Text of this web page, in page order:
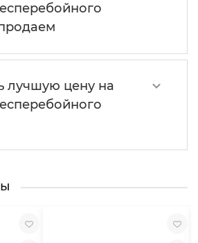
лучшую цену на